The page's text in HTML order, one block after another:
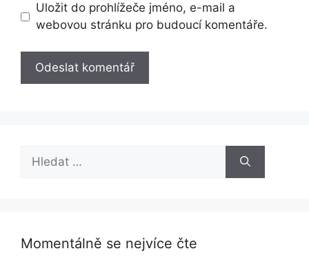
Uložit do prohlížeče jméno, e-mail a
webovou stránku pro budoucí komentáře.
Momentálně se nejvíce čte